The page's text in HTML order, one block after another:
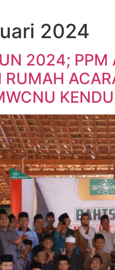
2024
2024; PPM
RUMAH